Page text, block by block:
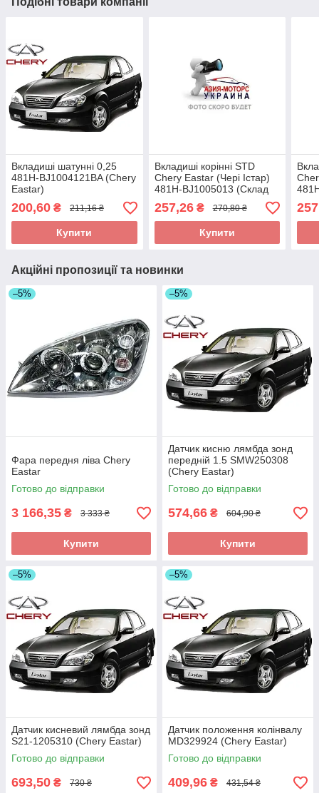
Вкладиші шатунні 0,25
481H-BJ1004121BA (Chery
Eastar)
200,60 ₴ 211,16 ₴
Купити
Вкладиші корінні STD
Chery Eastar (Чері Істар)
481H-BJ1005013 (Склад
ASM-UKR)
257,26₴ 270,80 ₴
Купити
Акційні пропозиції та новинки
–5%
Фара передня ліва Chery
Eastar
Готово до відправки
3 166,35 ₴ 3 333 ₴
Купити
–5%
Датчик кисню лямбда зонд
передній 1.5 SMW250308
(Chery Eastar)
Готово до відправки
574,66 ₴ 604,90 ₴
Купити
–5%
Датчик кисневий лямбда зонд
S21-1205310 (Chery Eastar)
Готово до відправки
693,50 ₴ 730 ₴
–5%
Датчик положення колінвалу
MD329924 (Chery Eastar)
Готово до відправки
409,96 ₴ 431,54 ₴